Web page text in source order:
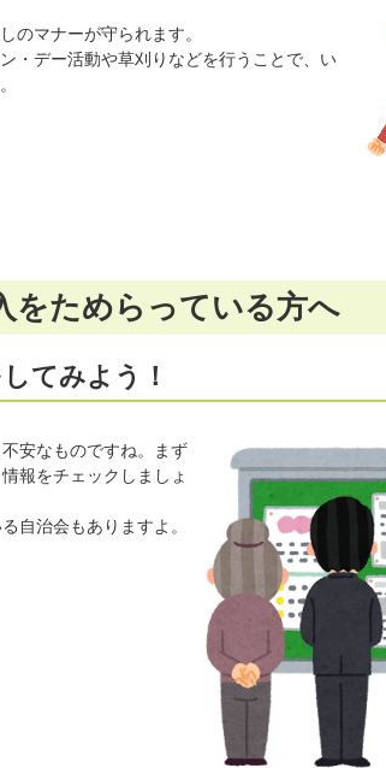
のマナーが守られます。
・デー活動や草刈りなどを行うことで、い
をためらっている方へ
てみよう！
安なものですね。まず
報をチェックしましょ
自治会もありますよ。